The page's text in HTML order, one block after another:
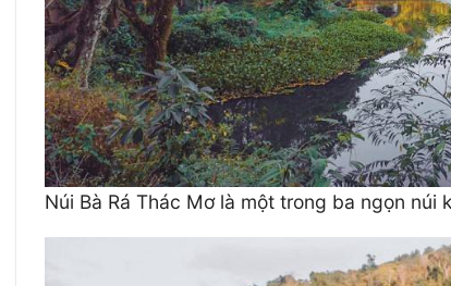
Núi Bà Rá Thác Mơ là một trong ba ngọn núi